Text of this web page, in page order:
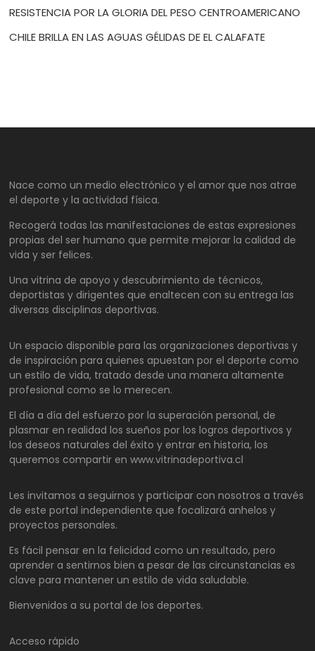
RESISTENCIA POR LA GLORIA DEL PESO CENTROAMERICANO
CHILE BRILLA EN LAS AGUAS GÉLIDAS DE EL CALAFATE
Nace como un medio electrónico y el amor que nos atrae
el deporte y la actividad física.
Recogerá todas las manifestaciones de estas expresiones
propias del ser humano que permite mejorar la calidad de
vida y ser felices.
Una vitrina de apoyo y descubrimiento de técnicos,
deportistas y dirigentes que enaltecen con su entrega las
diversas disciplinas deportivas.
Un espacio disponible para las organizaciones deportivas y
de inspiración para quienes apuestan por el deporte como
un estilo de vida, tratado desde una manera altamente
profesional como se lo merecen.
El día a día del esfuerzo por la superación personal, de
plasmar en realidad los sueños por los logros deportivos y
los deseos naturales del éxito y entrar en historia, los
queremos compartir en www.vitrinadeportiva.cl
Les invitamos a seguirnos y participar con nosotros a través
de este portal independiente que focalizará anhelos y
proyectos personales.
Es fácil pensar en la felicidad como un resultado, pero
aprender a sentirnos bien a pesar de las circunstancias es
clave para mantener un estilo de vida saludable.
Bienvenidos a su portal de los deportes.
Acceso rápido